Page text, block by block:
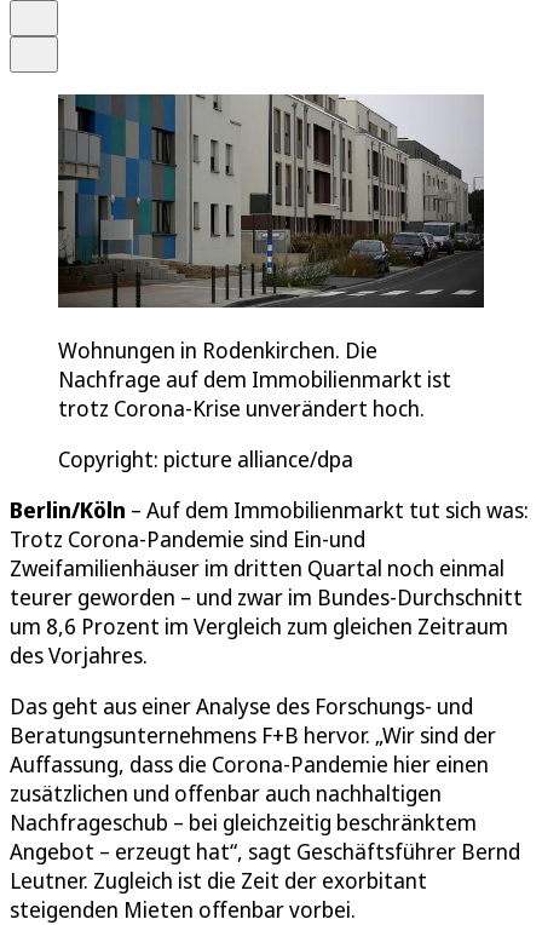
Wohnungen in Rodenkirchen. Die
Nachfrage auf dem Immobilienmarkt ist
trotz Corona-Krise unverändert hoch.
Copyright: picture alliance/dpa
Berlin/Köln – Auf dem Immobilienmarkt tut sich was:
Trotz Corona-Pandemie sind Ein-und
Zweifamilienhäuser im dritten Quartal noch einmal
teurer geworden – und zwar im Bundes-Durchschnitt
um 8,6 Prozent im Vergleich zum gleichen Zeitraum
des Vorjahres.
Das geht aus einer Analyse des Forschungs- und
Beratungsunternehmens F+B hervor. „Wir sind der
Auffassung, dass die Corona-Pandemie hier einen
zusätzlichen und offenbar auch nachhaltigen
Nachfrageschub – bei gleichzeitig beschränktem
Angebot – erzeugt hat“, sagt Geschäftsführer Bernd
Leutner. Zugleich ist die Zeit der exorbitant
steigenden Mieten offenbar vorbei.